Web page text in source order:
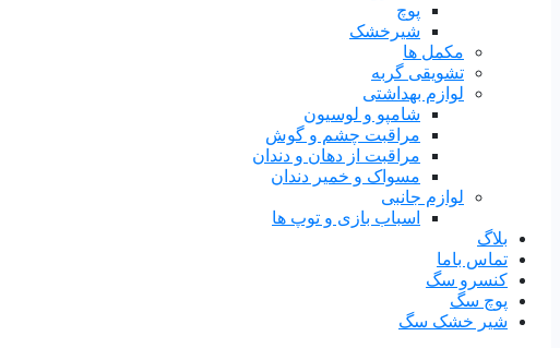
پوچ
شیرخشک
مکمل ها
تشویقی گربه
لوازم بهداشتی
شامپو و لوسیون
مراقبت چشم و گوش
مراقبت از دهان و دندان
مسواک و خمیر دندان
لوازم جانبی
اسباب بازی و توپ ها
بلاگ
تماس باما
کنسرو سگ
پوچ سگ
شیر خشک سگ